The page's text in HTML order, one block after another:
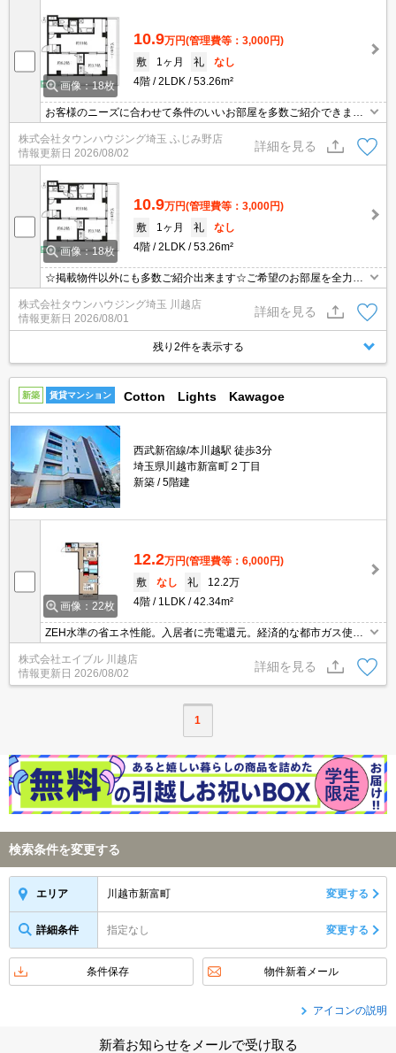
画像：18枚
10.9万円(管理費等：3,000円)
敷
1ヶ月 礼
なし
4階
2LDK 53.26m²
お客様のニーズに合わせて条件のいいお部屋を多数ご紹介できます♪
情報数No.1のタウンハウジングまで是非お問い合わせください！
株式会社タウンハウジング埼玉 ふじみ野店
情報更新日 2026/08/02
詳細を見る
画像：18枚
10.9万円(管理費等：3,000円)
敷
1ヶ月 礼
なし
4階
2LDK 53.26m²
☆掲載物件以外にも多数ご紹介出来ます☆ご希望のお部屋を全力で
お探しさせて頂きます♪
株式会社タウンハウジング埼玉 川越店
情報更新日 2026/08/01
詳細を見る
残り2件を表示する
新築 賃貸マンション Cotton Lights Kawagoe
西武新宿線/本川越駅 徒歩3分
埼玉県川越市新富町２丁目
新築
5階建
画像：22枚
12.2万円(管理費等：6,000円)
敷
なし 礼
12.2万
4階
1LDK 42.34m²
ZEH水準の省エネ性能。入居者に売電還元。経済的な都市ガス使
用。パナソニックホームズ施工。高遮音仕様(床壁)。一坪バスルー
ム。インターネット無料。雨風の影響受けない内廊下。耐震等級
3。Wi-Fi無料。
株式会社エイブル 川越店
情報更新日 2026/08/02
詳細を見る
1
検索条件を変更する
エリア 川越市新富町 変更する
詳細条件 指定なし 変更する
条件保存 物件新着メール
アイコンの説明
新着お知らせをメールで受け取る